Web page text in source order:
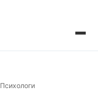
Психологи